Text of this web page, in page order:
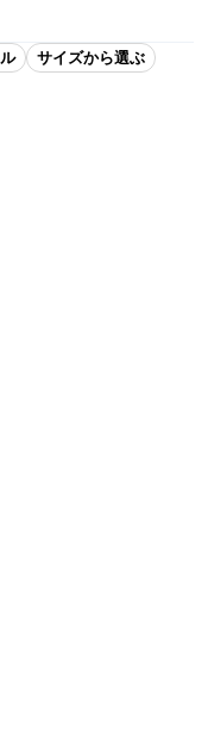
サイズから選ぶ